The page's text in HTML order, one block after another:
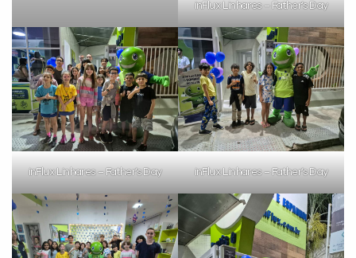
inFlux Linhares – Father’s Day
inFlux Linhares – Father’s Day inFlux Linhares – Father’s Day